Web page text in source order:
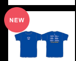
ーズ大阪)